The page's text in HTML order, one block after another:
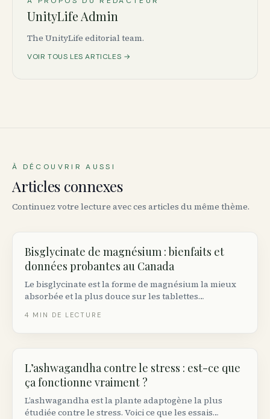
UnityLife Admin
The UnityLife editorial team.
VOIR TOUS LES ARTICLES →
À DÉCOUVRIR AUSSI
Articles connexes
Continuez votre lecture avec ces articles du même thème.
Bisglycinate de magnésium : bienfaits et
données probantes au Canada
Le bisglycinate est la forme de magnésium la mieux
absorbée et la plus douce sur les tablettes
appropriée et le NPN à chercher sur l’étiquette.
4 MIN DE LECTURE
L’ashwagandha contre le stress : est-ce que
ça fonctionne vraiment ?
L’ashwagandha est la plante adaptogène la plus
étudiée contre le stress. Voici ce que les essais